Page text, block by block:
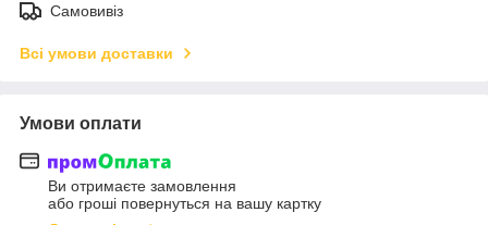
Самовивіз
Всі умови доставки
Умови оплати
Ви отримаєте замовлення
або гроші повернуться на вашу картку